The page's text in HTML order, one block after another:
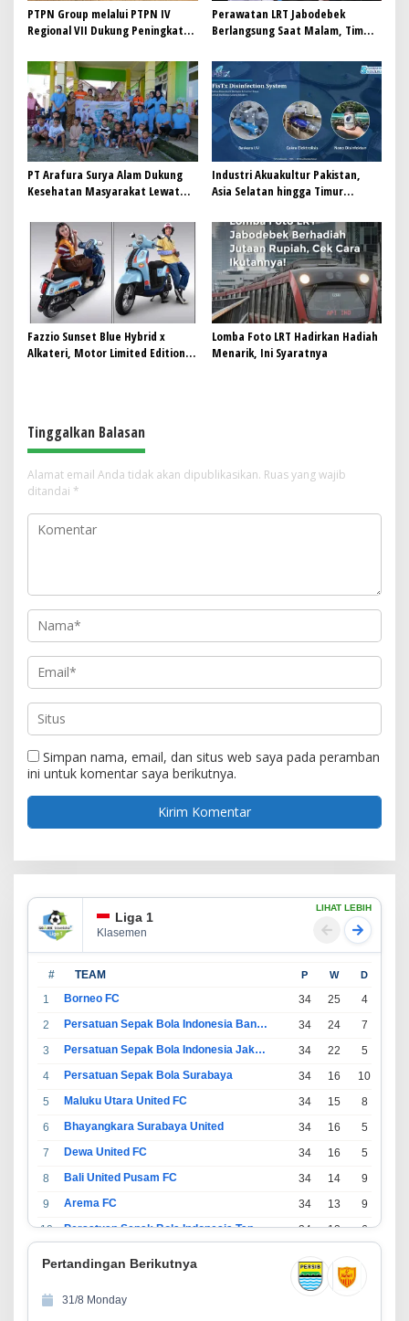
PTPN Group melalui PTPN IV
Regional VII Dukung Peningkatan
Perkebunan Lewat Pelatihan
Avenza Maps di Way Kanan
Perawatan LRT Jabodebek
Berlangsung Saat Malam, Tim
PT Arafura Surya Alam Dukung
Kesehatan Masyarakat Lewat
Industri Akuakultur Pakistan,
Asia Selatan hingga Timur
Terlengkap dari Indonesia
Fazzio Sunset Blue Hybrid x
Alkateri, Motor Limited Edition
Lomba Foto LRT Hadirkan Hadiah
Menarik, Ini Syaratnya
Tinggalkan Balasan
Alamat email Anda tidak akan dipublikasikan. Ruas yang wajib
ditandai *
Simpan nama, email, dan situs web saya pada peramban
ini untuk komentar saya berikutnya.
Liga 1
Klasemen
LIHAT LEBIH
# TEAM P W D
1 Borneo FC 34 25 4
2
Persatuan Sepak Bola Indonesia Bandung 34 24 7
3
Persatuan Sepak Bola Indonesia Jakarta 34 22 5
4
Persatuan Sepak Bola Surabaya 34 16 10
5
Maluku Utara United FC 34 15 8
6
Bhayangkara Surabaya United 34 16 5
7
Dewa United FC 34 16 5
8
Bali United Pusam FC 34 14 9
9
Arema FC 34 13 9
10
Persatuan Sepak Bola Indonesia Tangerang 34 13 6
34 11
13
Pertandingan Berikutnya
31/8 Monday